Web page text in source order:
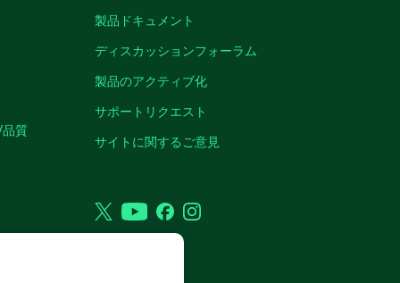
質
製品ドキュメント
ディスカッションフォーラム
製品のアクティブ化
サポートリクエスト
サイトに関するご意見
TwitterYouTubeFacebookInstagram